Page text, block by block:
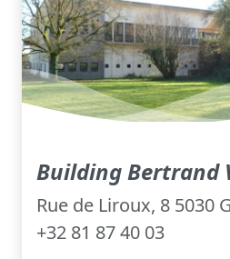
Building Bertrand
Rue de Liroux, 8 5030
+32 81 87 40 03